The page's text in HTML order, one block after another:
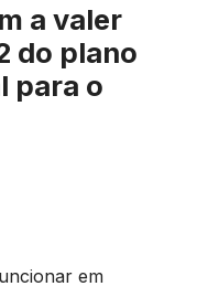
a valer
do plano
para o
em